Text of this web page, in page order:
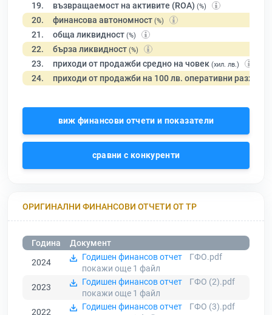
19. възвращаемост на активите (ROA) (%)
20. финансова автономност (%)
21. обща ликвидност (%)
22. бърза ликвидност (%)
23. приходи от продажби средно на човек (хил. лв.)
24. приходи от продажби на 100 лв. оперативни разходи
виж финансови отчети и показатели
сравни с конкуренти
ОРИГИНАЛНИ ФИНАНСОВИ ОТЧЕТИ ОТ ТР
Година
Документ
2024
Годишен финансов отчет
ГФО.pdf
покажи още 1 файл
2023
Годишен финансов отчет
ГФО (2).pdf
покажи още 1 файл
2022
Годишен финансов отчет
ГФО (3).pdf